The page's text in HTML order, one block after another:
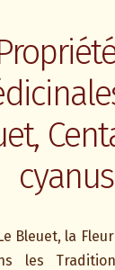
cyanus
Bleuet, la
les